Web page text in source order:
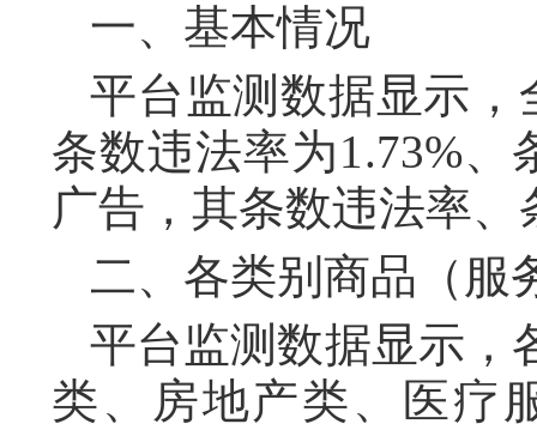
一、基本情况
平台监测数据显示，
条数违法率为1.73%、
广告，其条数违法率、
二、各类别商品（服
平台监测数据显示，
类、房地产类、医疗